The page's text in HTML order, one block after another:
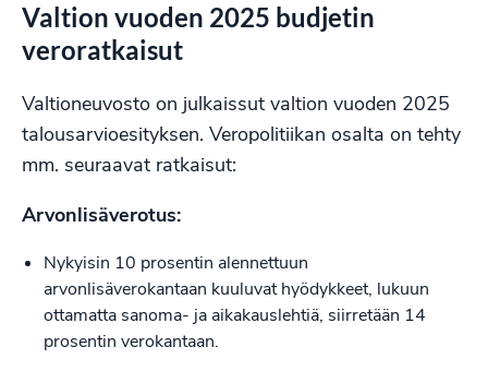
Valtion vuoden 2025 budjetin
veroratkaisut
Valtioneuvosto on julkaissut valtion vuoden 2025
talousarvioesityksen. Veropolitiikan osalta on tehty
mm. seuraavat ratkaisut:
Arvonlisäverotus:
Nykyisin 10 prosentin alennettuun
arvonlisäverokantaan kuuluvat hyödykkeet, lukuun
ottamatta sanoma- ja aikakauslehtiä, siirretään 14
prosentin verokantaan.